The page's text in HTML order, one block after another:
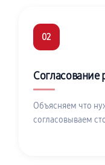
02
Согласование
Объясняем что
согласовываем